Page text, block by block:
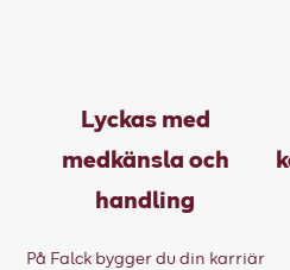
Lyckas med
medkänsla och
handling
På Falck bygger du din karriär